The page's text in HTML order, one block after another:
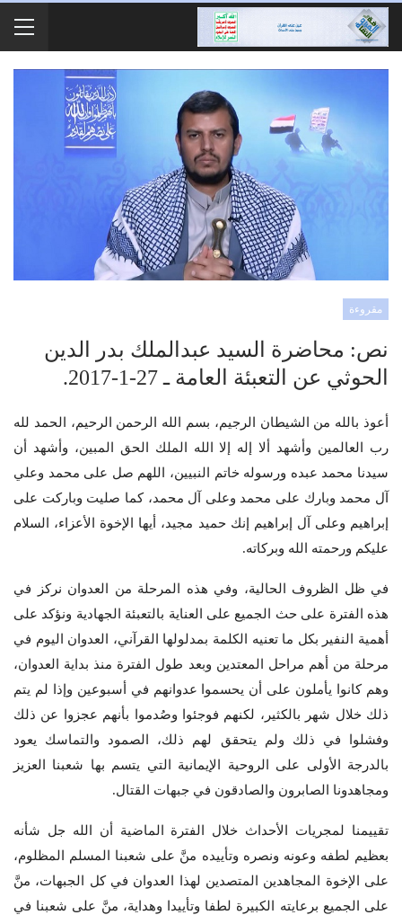
مقروءة
نص: محاضرة السيد عبدالملك بدر الدين
الحوثي عن التعبئة العامة ـ 27-1-2017.
أعوذ بالله من الشيطان الرجيم، بسم الله الرحمن الرحيم، الحمد لله
رب العالمين وأشهد ألا إله إلا الله الملك الحق المبين، وأشهد أن
سيدنا محمد عبده ورسوله خاتم النبيين، اللهم صل على محمد وعلي
آل محمد وبارك على محمد وعلى آل محمد، كما صليت وباركت على
إبراهيم وعلى آل إبراهيم إنك حميد مجيد، أيها الإخوة الأعزاء، السلام
عليكم ورحمته الله وبركاته.
في ظل الظروف الحالية، وفي هذه المرحلة من العدوان نركز في
هذه الفترة على حث الجميع على العناية بالتعبئة الجهادية ونؤكد على
أهمية النفير بكل ما تعنيه الكلمة بمدلولها القرآني، العدوان اليوم في
مرحلة من أهم مراحل المعتدين وبعد طول الفترة منذ بداية العدوان،
وهم كانوا يأملون على أن يحسموا عدوانهم في أسبوعين وإذا لم يتم
ذلك خلال شهر بالكثير، لكنهم فوجئوا وصُدموا بأنهم عجزوا عن ذلك
وفشلوا في ذلك ولم يتحقق لهم ذلك، الصمود والتماسك يعود
بالدرجة الأولى على الروحية الإيمانية التي يتسم بها شعبنا العزيز
ومجاهدونا الصابرون والصادقون في جبهات القتال.
تقييمنا لمجريات الأحداث خلال الفترة الماضية أن الله جل شأنه
بعظيم لطفه وعونه ونصره وتأييده منَّ على شعبنا المسلم المظلوم،
على الإخوة المجاهدين المتصدين لهذا العدوان في كل الجبهات، منَّ
على الجميع برعايته الكبيرة لطفا وتأييدا وهداية، منَّ على شعبنا في